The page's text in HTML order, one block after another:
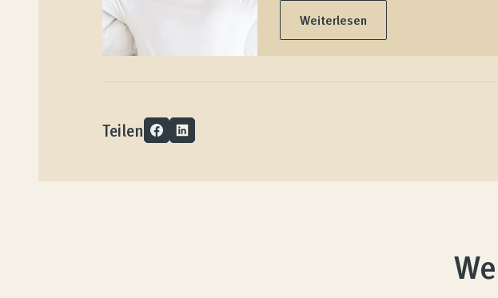
Unternehmen Weiterlesen
Teilen